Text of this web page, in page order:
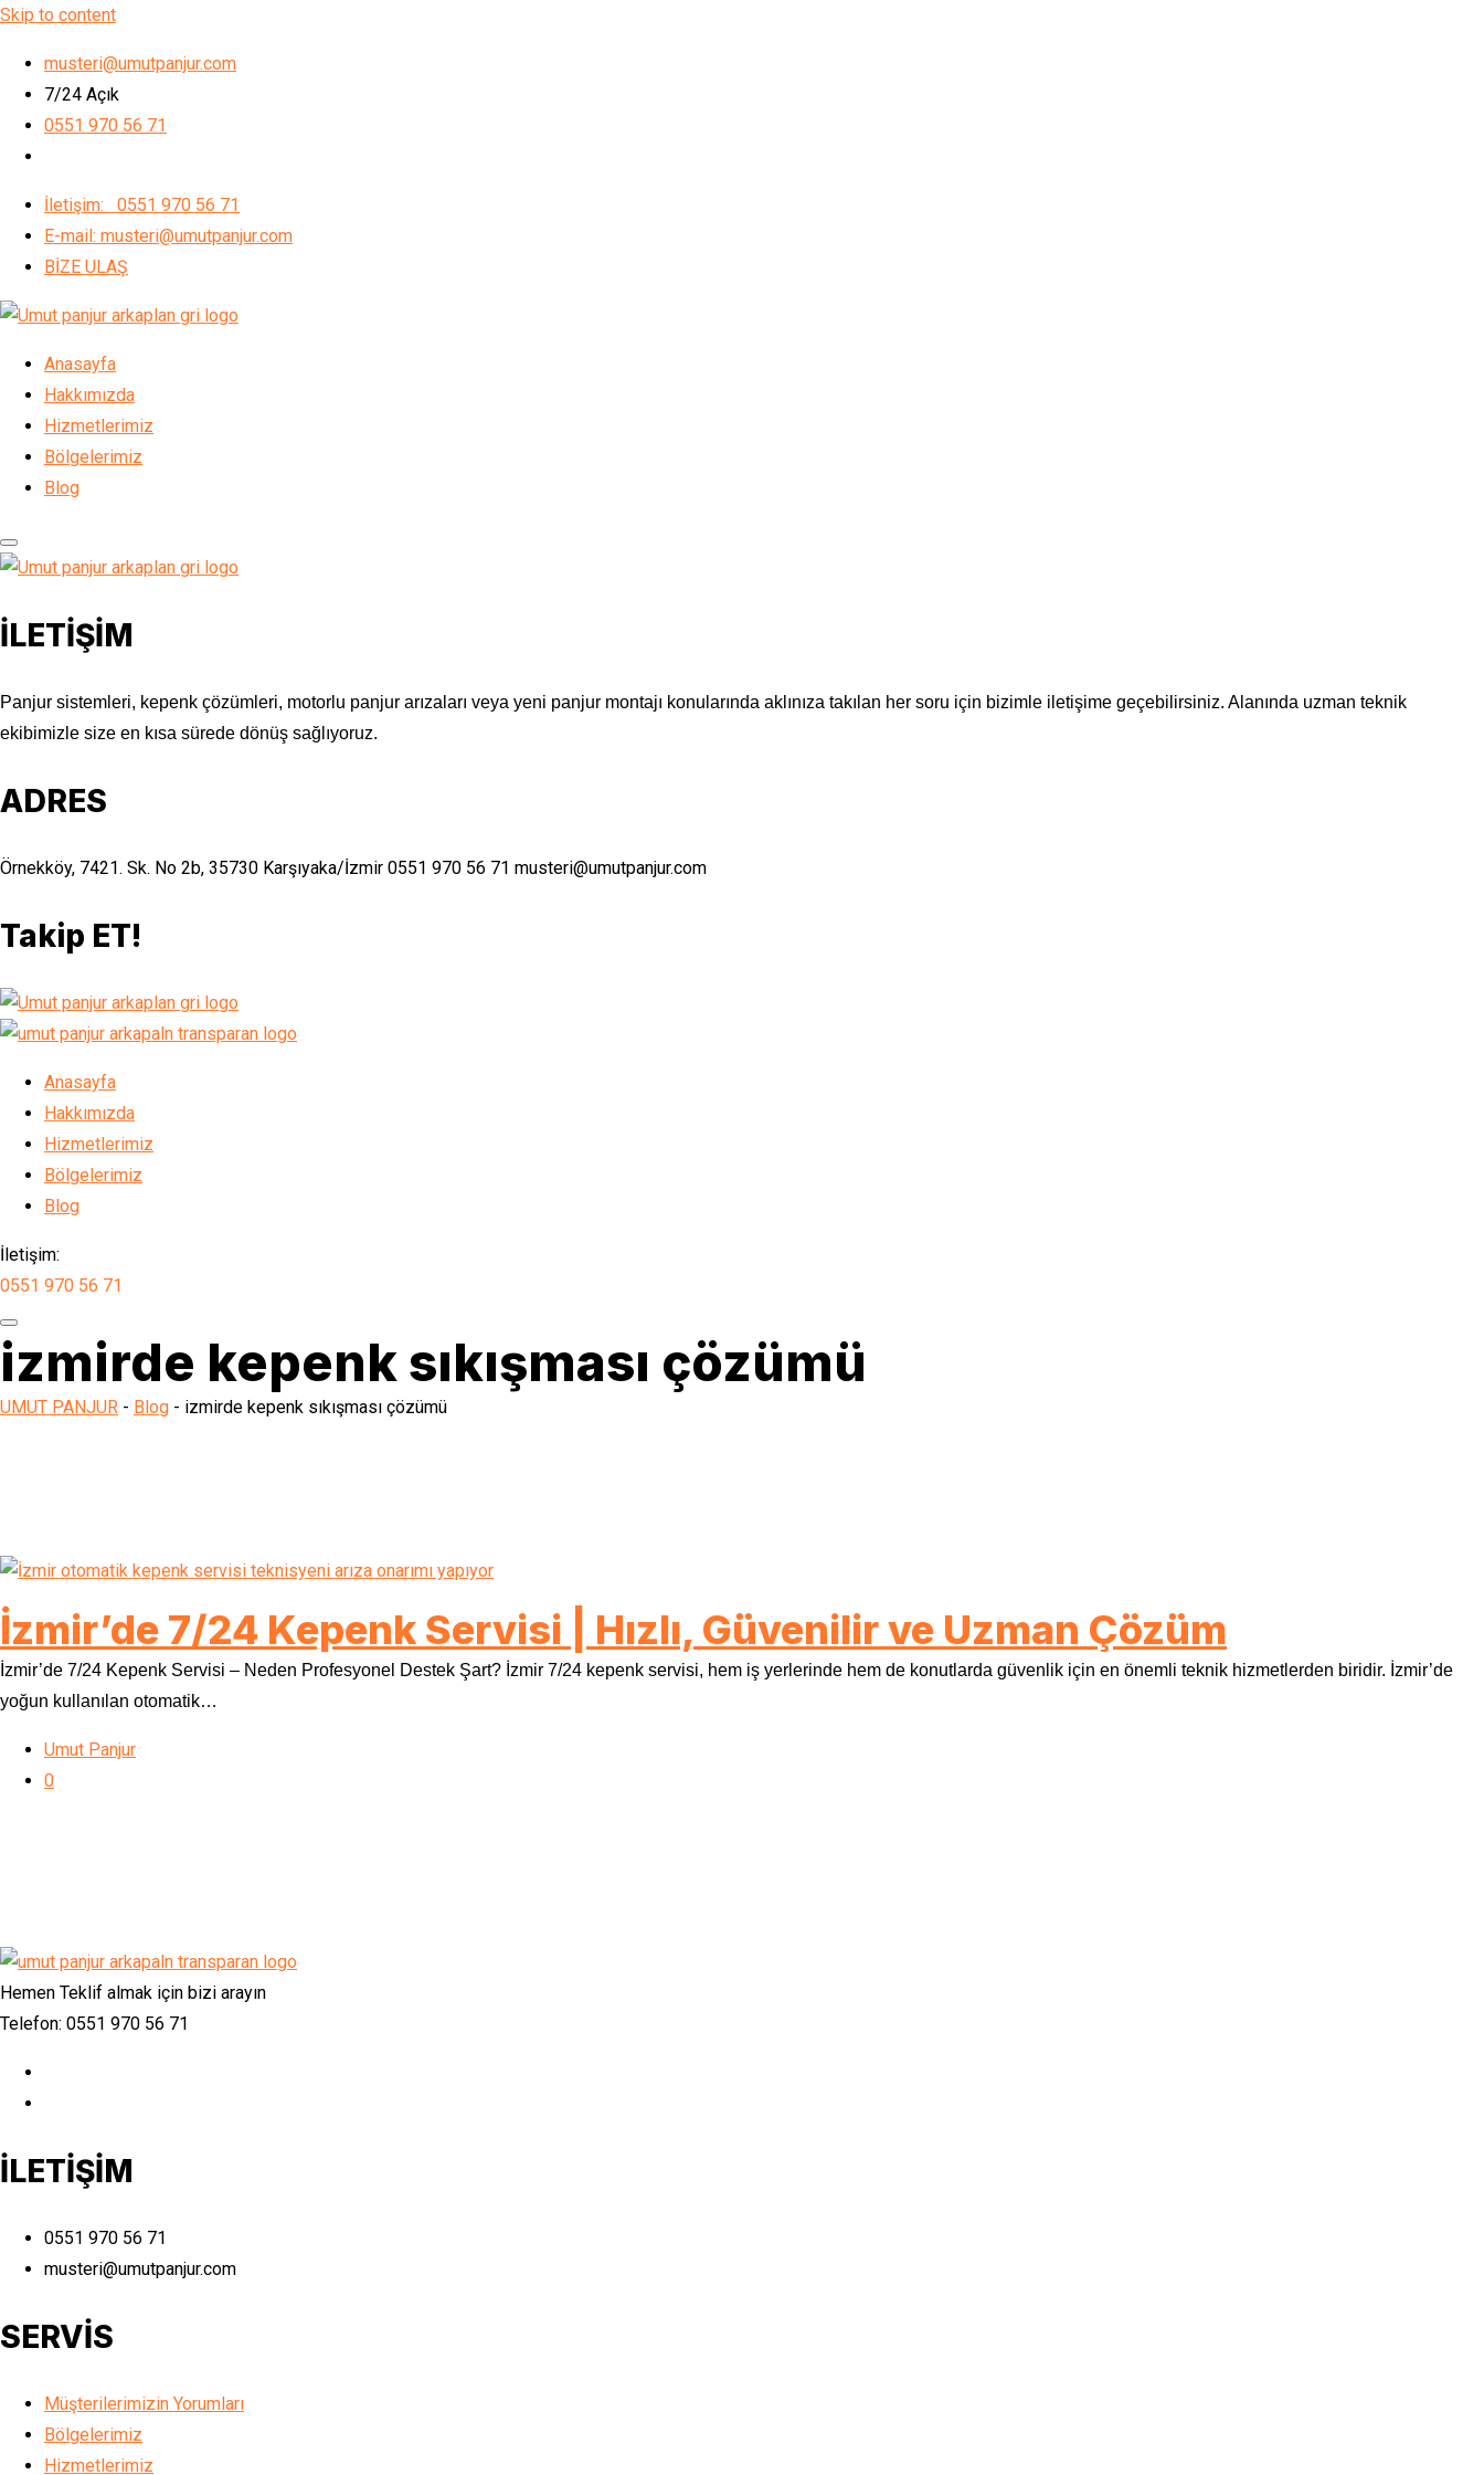
Skip to content
musteri@umutpanjur.com
7/24 Açık
0551 970 56 71
İletişim: 0551 970 56 71
E-mail: musteri@umutpanjur.com
BİZE ULAŞ
Anasayfa
Hakkımızda
Hizmetlerimiz
Bölgelerimiz
Blog
İLETİŞİM
Panjur sistemleri, kepenk çözümleri, motorlu panjur arızaları veya yeni panjur montajı konularında aklınıza takılan her soru için bizimle iletişime geçebilirsiniz. Alanında uzman teknik
ekibimizle size en kısa sürede dönüş sağlıyoruz.
ADRES
Örnekköy, 7421. Sk. No 2b, 35730 Karşıyaka/İzmir 0551 970 56 71 musteri@umutpanjur.com
Takip ET!
Anasayfa
Hakkımızda
Hizmetlerimiz
Bölgelerimiz
Blog
İletişim:
0551 970 56 71
izmirde kepenk sıkışması çözümü
UMUT PANJUR - Blog - izmirde kepenk sıkışması çözümü
İzmir’de 7/24 Kepenk Servisi | Hızlı, Güvenilir ve Uzman Çözüm
İzmir’de 7/24 Kepenk Servisi – Neden Profesyonel Destek Şart? İzmir 7/24 kepenk servisi, hem iş yerlerinde hem de konutlarda güvenlik için en önemli teknik hizmetlerden biridir. İzmir’de
yoğun kullanılan otomatik…
Umut Panjur
0
Hemen Teklif almak için bizi arayın
Telefon: 0551 970 56 71
İLETİŞİM
0551 970 56 71
musteri@umutpanjur.com
SERVİS
Müşterilerimizin Yorumları
Bölgelerimiz
Hizmetlerimiz